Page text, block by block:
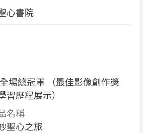
心書院
場總冠軍 （最佳影像創作獎
習歷程展示）
名稱
聖心之旅